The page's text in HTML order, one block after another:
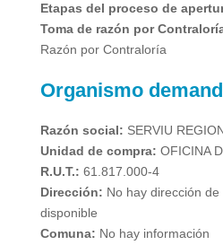
Etapas del proceso de
Toma de razón por
Razón por Contraloría
Organismo
Razón social: SERVIU
Unidad de compra: OFICINA
R.U.T.: 61.817.000-4
Dirección: No hay dirección
disponible
Comuna: No hay información